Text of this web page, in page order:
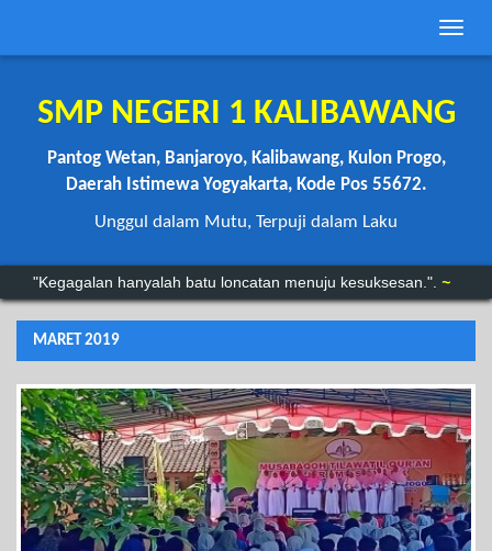
Toggle
SMP NEGERI 1 KALIBAWANG
Pantog Wetan, Banjaroyo, Kalibawang, Kulon Progo,
Daerah Istimewa Yogyakarta, Kode Pos 55672.
Unggul dalam Mutu, Terpuji dalam Laku
"Kegagalan hanyalah batu loncatan menuju kesuksesan.". ~
“Anda mungkin bisa menunda, tapi waktu tidak akan
MARET 2019